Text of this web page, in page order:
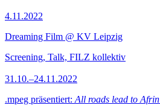
4.11.2022
Dreaming Film @ KV Leipzig
Screening, Talk, FILZ kollektiv
31.10.–24.11.2022
.mpeg präsentiert: All roads lead to Afrin